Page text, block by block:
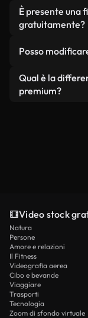
senza citare il
gradito.
Sì. Tutti i
in video
condizione
È presente una
gratuitamente?
reali o
filigrane. Avrai
all'uso.
Posso
Sì. Siete liberi
nostri video.
Qual è la
premium?
Video stock
Natura
Persone
Amore e relazioni
Il Fitness
Videografia aerea
Cibo e bevande
Viaggiare
Trasporti
Tecnologia
Zoom di sfondo virtuale